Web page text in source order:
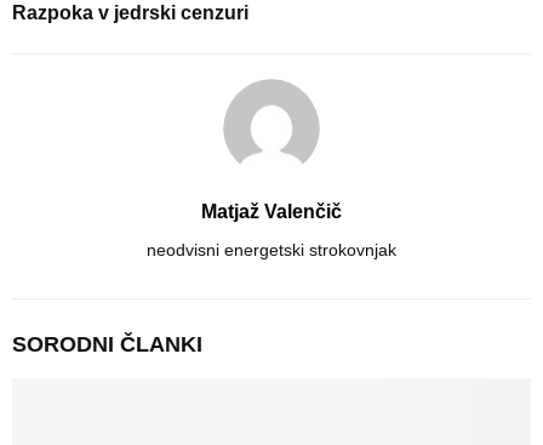
Razpoka v jedrski cenzuri
Matjaž Valenčič
neodvisni energetski strokovnjak
SORODNI ČLANKI